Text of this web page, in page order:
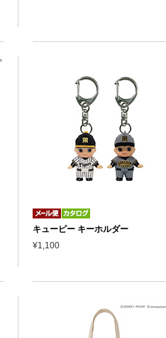
キューピー キーホルダー
¥1,100